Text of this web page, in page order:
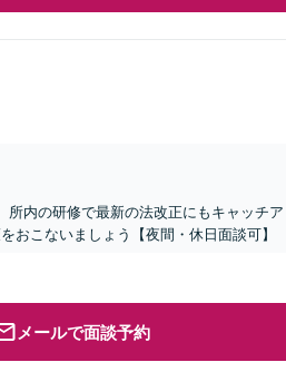
所内の研修で最新の法改正にもキャッチア
おこないましょう【夜間・休日面談可】
メールで面談予約